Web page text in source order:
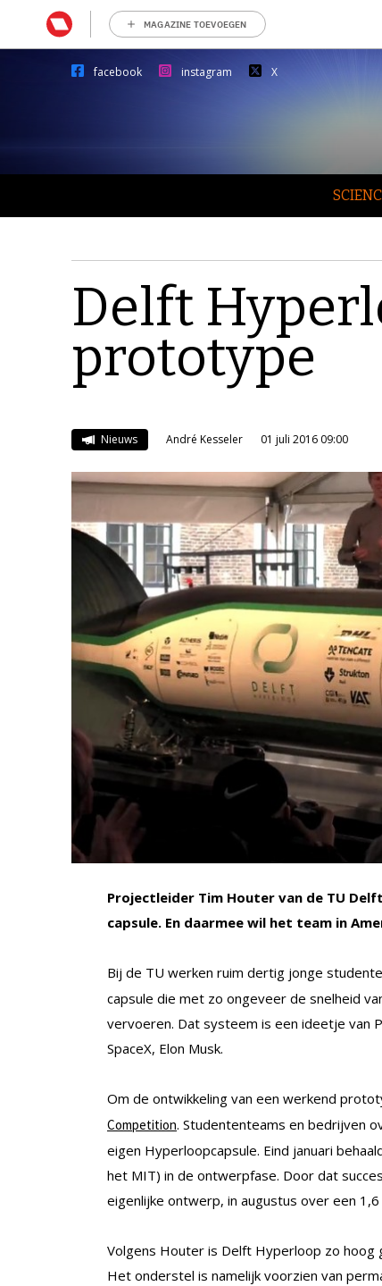
MAGAZINE TOEVOEGEN
facebook instagram X
Delft
prototype
Nieuws André Kesseler 01 juli 2016 09:00
Projectleider Tim Houter van de TU
capsule. En daarmee wil het team in
Bij de TU werken ruim dertig jonge
capsule die met zo ongeveer de snelheid
vervoeren. Dat systeem is een ideetje van
SpaceX, Elon Musk.
Om de ontwikkeling van een werkend
Competition. Studententeams en bedrijven
eigen Hyperloopcapsule. Eind januari
het MIT) in de ontwerpfase. Door dat
eigenlijke ontwerp, in augustus over een
Volgens Houter is Delft Hyperloop zo
Het onderstel is namelijk voorzien van